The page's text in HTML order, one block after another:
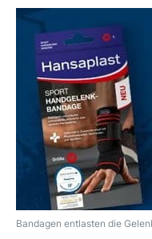
Bandagen entlasten die